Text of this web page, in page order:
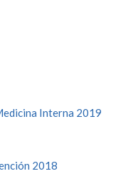
Interna 2019
2018